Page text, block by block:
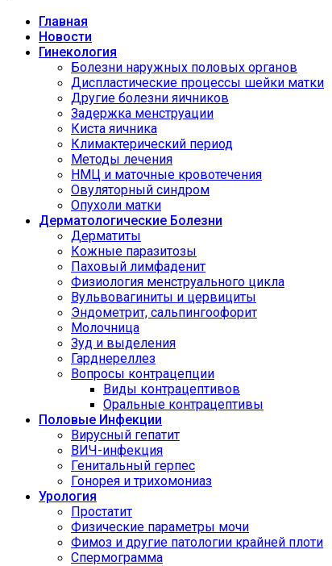
Главная
Новости
Гинекология
Болезни наружных половых органов
Диспластические процессы шейки матки
Другие болезни яичников
Задержка менструации
Киста яичника
Климактерический период
Методы лечения
НМЦ и маточные кровотечения
Овуляторный синдром
Опухоли матки
Дерматологические Болезни
Дерматиты
Кожные паразитозы
Паховый лимфаденит
Физиология менструального цикла
Вульвовагиниты и цервициты
Эндометрит, сальпингоофорит
Молочница
Зуд и выделения
Гарднереллез
Вопросы контрацепции
Виды контрацептивов
Оральные контрацептивы
Половые Инфекции
Вирусный гепатит
ВИЧ-инфекция
Генитальный герпес
Гонорея и трихомониаз
Урология
Простатит
Физические параметры мочи
Фимоз и другие патологии крайней плоти
Спермограмма